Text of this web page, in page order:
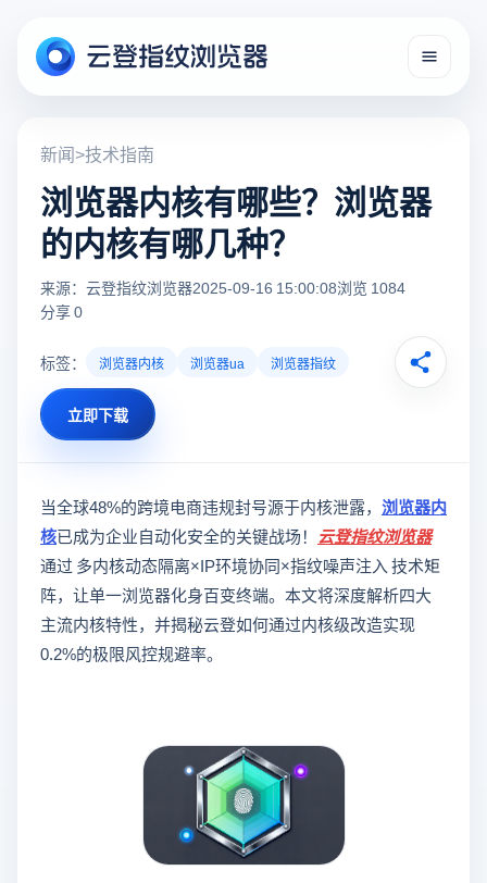
新闻>技术指南
浏览器内核有哪些？浏览器
的内核有哪几种？
来源：云登指纹浏览器2025-09-16 15:00:08浏览 1084
分享 0
标签： 浏览器内核 浏览器ua 浏览器指纹
立即下载
当全球48%的跨境电商违规封号源于内核泄露， 浏览器内
核已成为企业自动化安全的关键战场！ 云登指纹浏览器
通过 多内核动态隔离×IP环境协同×指纹噪声注入 技术矩
阵，让单一浏览器化身百变终端。本文将深度解析四大
主流内核特性，并揭秘云登如何通过内核级改造实现
0.2%的极限风控规避率。